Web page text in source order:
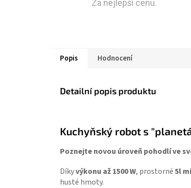
Za nejlepší cenu.
Popis Hodnocení
Detailní popis produktu
Kuchyňský robot s
Poznejte novou úroveň pohodlí ve
Díkyvýkonu až 1500 W, prostorné5l
husté hmoty.